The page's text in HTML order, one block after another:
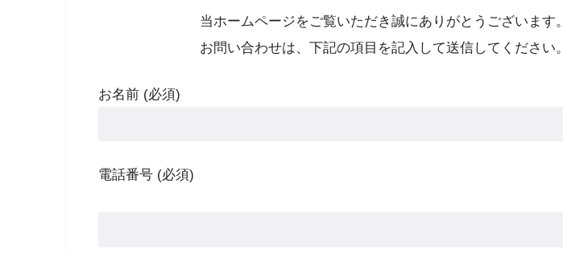
当ホームページをご覧いただき誠にありがとうございます。
お問い合わせは、下記の項目を記入して送信してください。
お名前 (必須)
電話番号 (必須)